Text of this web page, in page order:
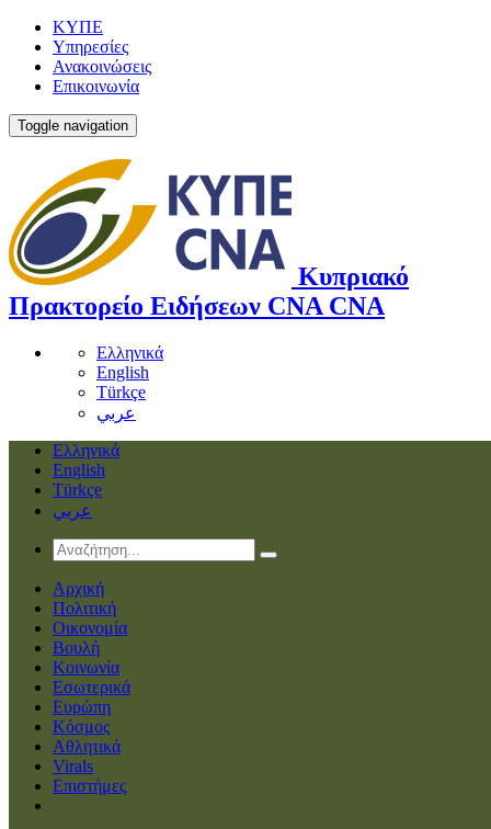
ΚΥΠΕ
Υπηρεσίες
Ανακοινώσεις
Επικοινωνία
Toggle navigation
Κυπριακό
Πρακτορείο Ειδήσεων CNA CNA
Ελληνικά
English
Türkçe
عربي
Ελληνικά
English
Türkçe
عربي
Αρχική
Πολιτική
Οικονομία
Βουλή
Κοινωνία
Εσωτερικά
Ευρώπη
Κόσμος
Αθλητικά
Virals
Επιστήμες